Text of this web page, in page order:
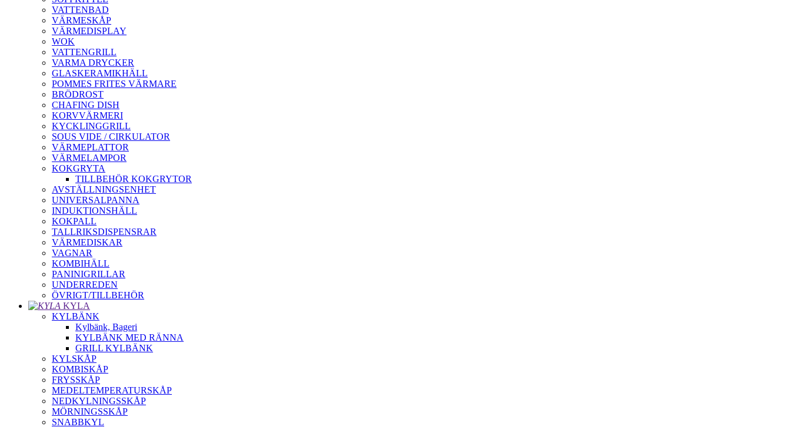
VATTENBAD
VÄRMESKÅP
VÄRMEDISPLAY
WOK
VATTENGRILL
VARMA DRYCKER
GLASKERAMIKHÄLL
POMMES FRITES VÄRMARE
BRÖDROST
CHAFING DISH
KORVVÄRMERI
KYCKLINGGRILL
SOUS VIDE / CIRKULATOR
VÄRMEPLATTOR
VÄRMELAMPOR
KOKGRYTA
TILLBEHÖR KOKGRYTOR
AVSTÄLLNINGSENHET
UNIVERSALPANNA
INDUKTIONSHÄLL
KOKPALL
TALLRIKSDISPENSRAR
VÄRMEDISKAR
VAGNAR
KOMBIHÄLL
PANINIGRILLAR
UNDERREDEN
ÖVRIGT/TILLBEHÖR
KYLA
KYLBÄNK
Kylbänk, Bageri
KYLBÄNK MED RÄNNA
GRILL KYLBÄNK
KYLSKÅP
KOMBISKÅP
FRYSSKÅP
MEDELTEMPERATURSKÅP
NEDKYLNINGSSKÅP
MÖRNINGSSKÅP
SNABBKYL